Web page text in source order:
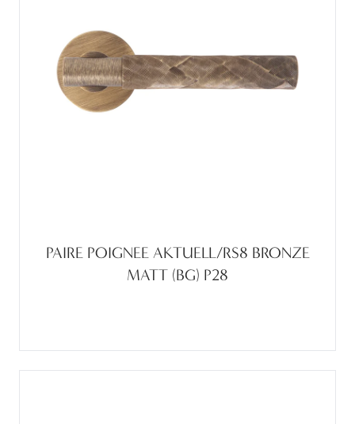
PAIRE POIGNEE AKTUELL/RS8 BRONZE
MATT (BG) P28